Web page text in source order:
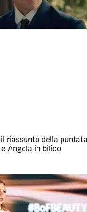
riassunto della
Angela in bilico